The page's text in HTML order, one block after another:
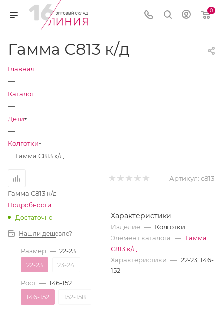
0
Гамма С813 к/д
Главная
—
Каталог
—
Дети
—
Колготки
—Гамма С813 к/д
Артикул: с813
Гамма С813 к/д
Подробности
Достаточно
Нашли дешевле?
Размер — 22-23
22-23
23-24
Рост — 146-152
146-152
152-158
Характеристики
Изделие — Колготки
Элемент каталога — Гамма
С813 к/д
Характеристики — 22-23, 146-
152